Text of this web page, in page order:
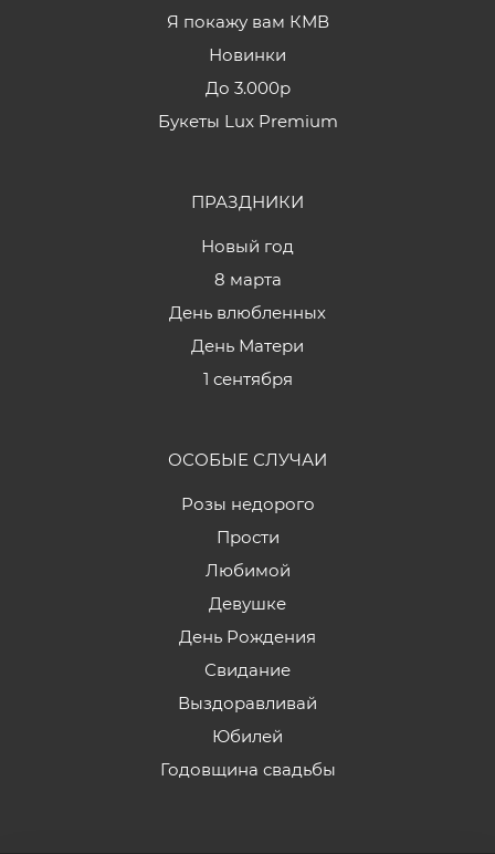
Я покажу вам КМВ
Новинки
До 3.000р
Букеты Lux Premium
ПРАЗДНИКИ
Новый год
8 марта
День влюбленных
День Матери
1 сентября
ОСОБЫЕ СЛУЧАИ
Розы недорого
Прости
Любимой
Девушке
День Рождения
Свидание
Выздоравливай
Юбилей
Годовщина свадьбы